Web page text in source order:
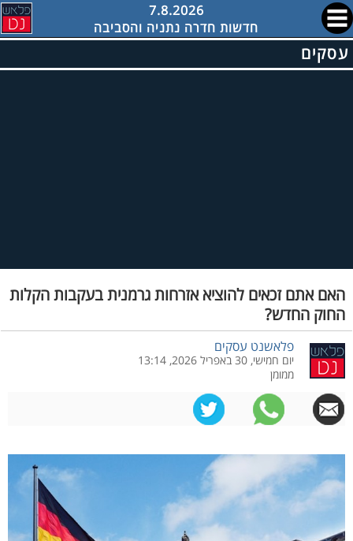
7.8.2026
חדשות חדרה נתניה והסביבה
עסקים
האם אתם זכאים להוציא אזרחות גרמנית בעקבות הקלות
החוק החדש?
פלאשנט עסקים
יום חמישי, 30 באפריל 2026, 13:14
ממומן